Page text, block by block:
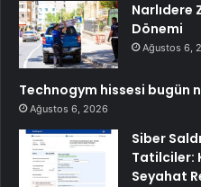
Narlıdere
Dönemi
Ağustos 6,
Technogym hissesi bugün
Ağustos 6, 2026
Siber
Tatilciler:
Seyahat